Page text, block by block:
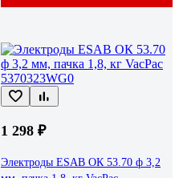
1 298 ₽
Электроды ESAB ОК 53.70 ф 3,2